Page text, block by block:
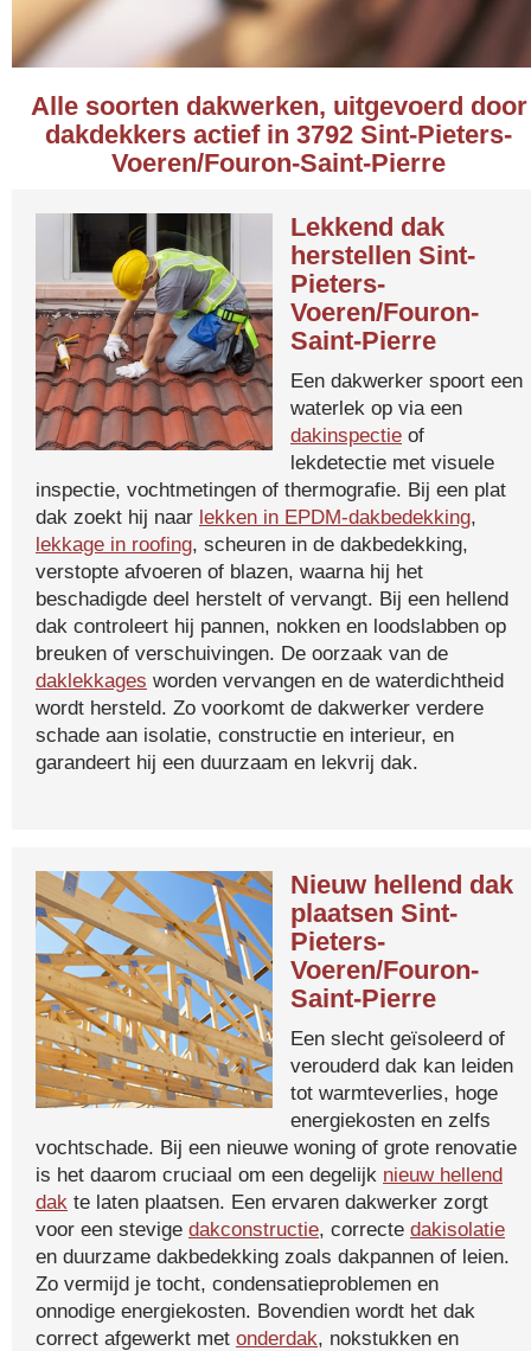
Alle soorten dakwerken, uitgevoerd door
dakdekkers actief in 3792 Sint-Pieters-
Voeren/Fouron-Saint-Pierre
Lekkend dak
herstellen Sint-
Pieters-
Voeren/Fouron-
Saint-Pierre
Een dakwerker spoort een
waterlek op via een
dakinspectie of
lekdetectie met visuele
inspectie, vochtmetingen of thermografie. Bij een plat
dak zoekt hij naar lekken in EPDM-dakbedekking,
lekkage in roofing, scheuren in de dakbedekking,
verstopte afvoeren of blazen, waarna hij het
beschadigde deel herstelt of vervangt. Bij een hellend
dak controleert hij pannen, nokken en loodslabben op
breuken of verschuivingen. De oorzaak van de
daklekkages worden vervangen en de waterdichtheid
wordt hersteld. Zo voorkomt de dakwerker verdere
schade aan isolatie, constructie en interieur, en
garandeert hij een duurzaam en lekvrij dak.
Nieuw hellend dak
plaatsen Sint-
Pieters-
Voeren/Fouron-
Saint-Pierre
Een slecht geïsoleerd of
verouderd dak kan leiden
tot warmteverlies, hoge
energiekosten en zelfs
vochtschade. Bij een nieuwe woning of grote renovatie
is het daarom cruciaal om een degelijk nieuw hellend
dak te laten plaatsen. Een ervaren dakwerker zorgt
voor een stevige dakconstructie, correcte dakisolatie
en duurzame dakbedekking zoals dakpannen of leien.
Zo vermijd je tocht, condensatieproblemen en
onnodige energiekosten. Bovendien wordt het dak
correct afgewerkt met onderdak, nokstukken en